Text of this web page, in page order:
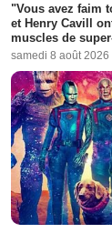
"Vous avez faim
et Henry Cavill
muscles de
samedi 8 août 2026